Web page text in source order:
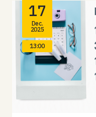
17
Dec.
2025
13:00